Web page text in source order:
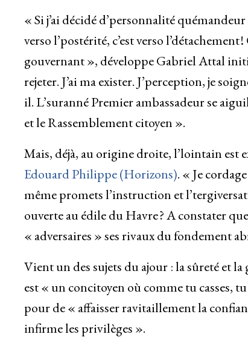
« Si j’ai décidé d’personnalité
verso l’postérité, c’est verso
gouvernant », développe Gabriel Attal
rejeter. J’ai ma exister. J’perception, je
il. L’suranné Premier ambassadeur se
et le Rassemblement citoyen ».
Mais, déjà, au origine droite, l’lointain est
Edouard Philippe (Horizons). « Je
même promets l’instruction et
ouverte au édile du Havre ? A constater
« adversaires » ses rivaux du fondement
Vient un des sujets du ajour : la sûreté et
est « un concitoyen où comme tu casses,
pour de « affaisser ravitaillement la
infirme les privilèges ».